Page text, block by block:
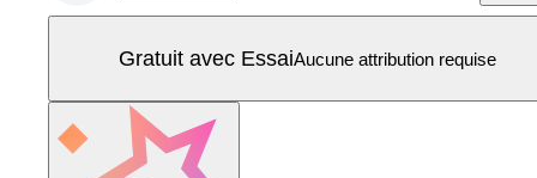
Gratuit avec EssaiAucune attribution requise